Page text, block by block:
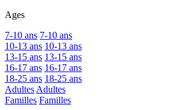
Ages
7-10 ans 7-10 ans
10-13 ans 10-13 ans
13-15 ans 13-15 ans
16-17 ans 16-17 ans
18-25 ans 18-25 ans
Adultes Adultes
Familles Familles